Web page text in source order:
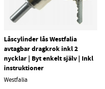
Låscylinder lås Westfalia
avtagbar dragkrok inkl 2
nycklar | Byt enkelt själv | Inkl
instruktioner
Westfalia